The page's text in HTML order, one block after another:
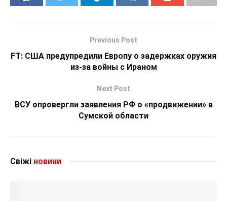
Previous Post
FT: США предупредили Европу о задержках оружия
из-за войны с Ираном
Next Post
ВСУ опровергли заявления РФ о «продвижении» в
Сумской области
Свіжі новини